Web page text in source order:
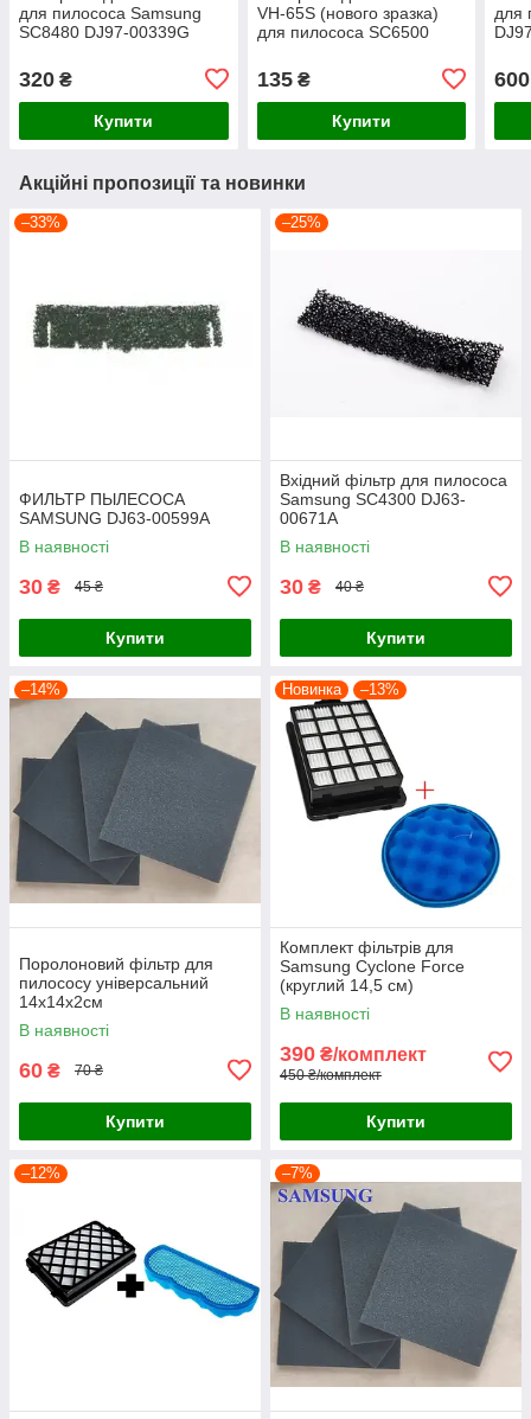
для пилососа Samsung
SC8480 DJ97-00339G
320 ₴
Купити
VH-65S (нового зразка)
для пилососа SC6500
135₴
Купити
для
600
Акційні пропозиції та новинки
–33%
ФИЛЬТР ПЫЛЕСОСА
SAMSUNG DJ63-00599A
В наявності
30 ₴ 45 ₴
Купити
–25%
Вхідний фільтр для пилососа
Samsung SC4300 DJ63-
00671A
В наявності
30 ₴ 40 ₴
Купити
–14%
Поролоновий фільтр для
пилососу універсальний
14x14х2см
В наявності
60 ₴ 70 ₴
Купити
Новинка –13%
Комплект фільтрів для
Samsung Cyclone Force
(круглий 14,5 см)
В наявності
390 ₴/комплект
450 ₴/комплект
Купити
–12% –7%